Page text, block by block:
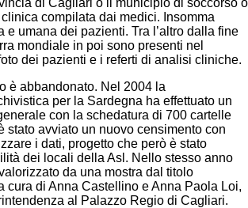
di Cagliari o il municipio di soccorso o
compilata dai medici. Insomma
e umana dei pazienti. Tra l’altro dalla fine
mondiale in poi sono presenti nel
dei pazienti e i referti di analisi cliniche.
è abbandonato. Nel 2004 la
per la Sardegna ha effettuato un
con la schedatura di 700 cartelle
stato avviato un nuovo censimento con
i dati, progetto che però è stato
dei locali della Asl. Nello stesso anno
da una mostra dal titolo
cura di Anna Castellino e Anna Paola Loi,
al Palazzo Regio di Cagliari.